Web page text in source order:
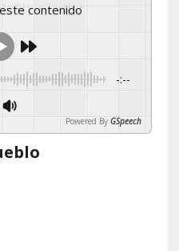
este contenido
-:--
Powered By GSpeech